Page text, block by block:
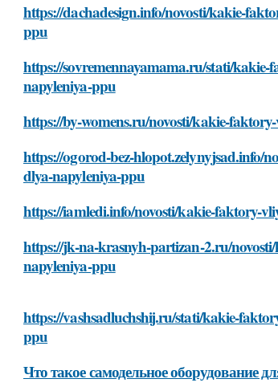
https://dachadesign.info/novosti/kakie-
ppu
https://sovremennayamama.ru/stati/
napyleniya-ppu
https://by-womens.ru/novosti/kakie-
https://ogorod-bez-hlopot.zelynyjsad.info/
dlya-napyleniya-ppu
https://iamledi.info/novosti/kakie-faktory-
https://jk-na-krasnyh-partizan-2.ru/
napyleniya-ppu
https://vashsadluchshij.ru/stati/kakie-
ppu
Что такое самодельное оборудование